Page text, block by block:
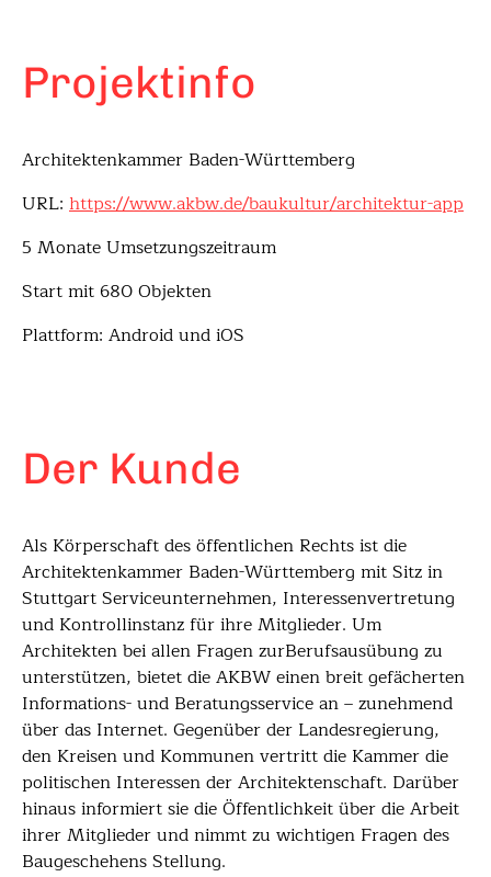
Projektinfo
Architektenkammer Baden-Württemberg
URL: https://www.akbw.de/baukultur/architektur-app
5 Monate Umsetzungszeitraum
Start mit 680 Objekten
Plattform: Android und iOS
Der Kunde
Als Körperschaft des öffentlichen Rechts ist die
Architektenkammer Baden-Württemberg mit Sitz in
Stuttgart Serviceunternehmen, Interessenvertretung
und Kontrollinstanz für ihre Mitglieder. Um
Architekten bei allen Fragen zurBerufsausübung zu
unterstützen, bietet die AKBW einen breit gefächerten
Informations- und Beratungsservice an – zunehmend
über das Internet. Gegenüber der Landesregierung,
den Kreisen und Kommunen vertritt die Kammer die
politischen Interessen der Architektenschaft. Darüber
hinaus informiert sie die Öffentlichkeit über die Arbeit
ihrer Mitglieder und nimmt zu wichtigen Fragen des
Baugeschehens Stellung.